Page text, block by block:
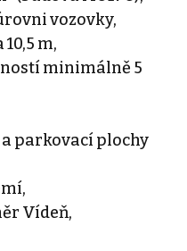
vozovky,
m,
minimálně 5
parkovací plochy
Vídeň,